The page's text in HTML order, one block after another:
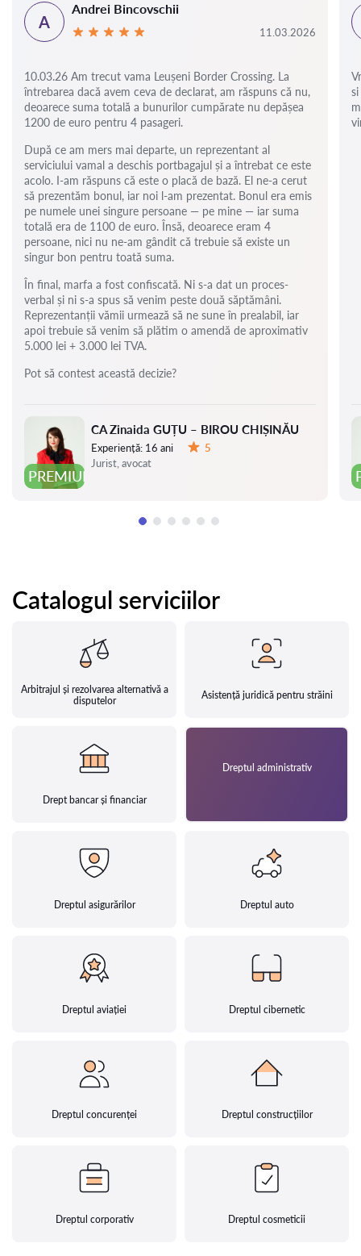
PREMIUM
CA Zinaida GUȚU – BIROU CHIȘINĂU
Experiență: 16 ani
5
Jurist, avocat
A
Andrei Bincovschii
11.03.2026
10.03.26 Am trecut vama Leușeni Border Crossing. La
întrebarea dacă avem ceva de declarat, am răspuns că nu,
deoarece suma totală a bunurilor cumpărate nu depășea
1200 de euro pentru 4 pasageri.
După ce am mers mai departe, un reprezentant al
serviciului vamal a deschis portbagajul și a întrebat ce este
acolo. I-am răspuns că este o placă de bază. El ne-a cerut
să prezentăm bonul, iar noi l-am prezentat. Bonul era emis
pe numele unei singure persoane — pe mine — iar suma
totală era de 1100 de euro. Însă, deoarece eram 4
persoane, nici nu ne-am gândit că trebuie să existe un
singur bon pentru toată suma.
În final, marfa a fost confiscată. Ni s-a dat un proces-
verbal și ni s-a spus să venim peste două săptămâni.
Reprezentanții vămii urmează să ne sune în prealabil, iar
apoi trebuie să venim să plătim o amendă de aproximativ
5.000 lei + 3.000 lei TVA.
Pot să contest această decizie?
Catalogul serviciilor
Arbitrajul și rezolvarea alternativă a
disputelor
Asistență juridică pentru străini
Drept bancar și financiar
Dreptul administrativ
Dreptul asigurărilor Dreptul auto
Dreptul aviației Dreptul cibernetic
Dreptul concurenței Dreptul construcțiilor
Dreptul corporativ Dreptul cosmeticii